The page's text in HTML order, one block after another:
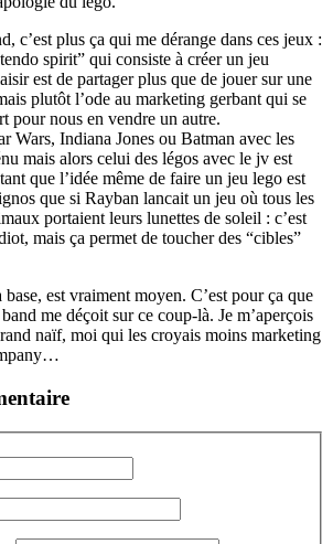
c’est plus ça qui me dérange dans ces jeux :
spirit” qui consiste à créer un jeu
est de partager plus que de jouer sur une
plutôt l’ode au marketing gerbant qui se
pour nous en vendre un autre.
Wars, Indiana Jones ou Batman avec les
mais alors celui des légos avec le jv est
que l’idée même de faire un jeu lego est
que si Rayban lancait un jeu où tous les
portaient leurs lunettes de soleil : c’est
mais ça permet de toucher des “cibles”
est vraiment moyen. C’est pour ça que
me déçoit sur ce coup-là. Je m’aperçois
naïf, moi qui les croyais moins marketing